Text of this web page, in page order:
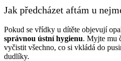
Jak předcházet aftám u
Pokud se vřídky u dítěte objevují
správnou ústní hygienu. Myjte mu
vyčistit všechno, co si vkládá do
dudlíky.